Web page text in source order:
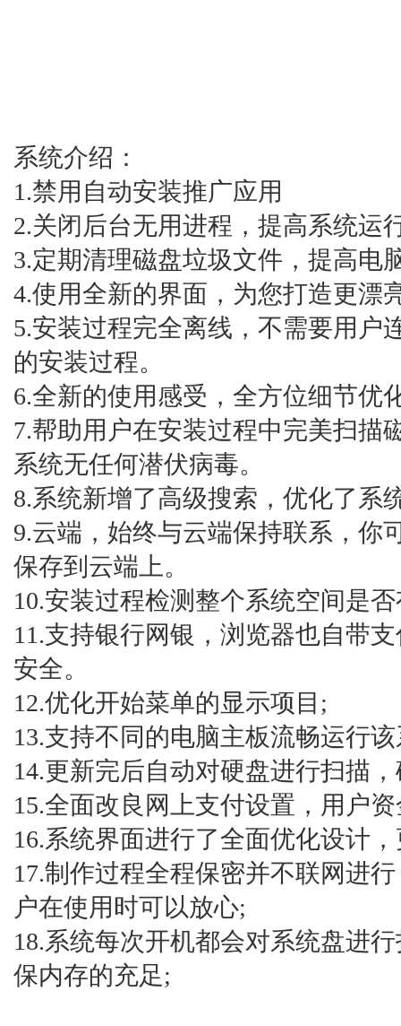
系统介绍：
1.禁用自动安装推广应用
2.关闭后台无用进程，提高系统运
3.定期清理磁盘垃圾文件，提高电
4.使用全新的界面，为您打造更漂
5.安装过程完全离线，不需要用户
的安装过程。
6.全新的使用感受，全方位细节优
7.帮助用户在安装过程中完美扫描
系统无任何潜伏病毒。
8.系统新增了高级搜索，优化了系
9.云端，始终与云端保持联系，你
保存到云端上。
10.安装过程检测整个系统空间是
11.支持银行网银，浏览器也自带
安全。
12.优化开始菜单的显示项目;
13.支持不同的电脑主板流畅运行
14.更新完后自动对硬盘进行扫描
15.全面改良网上支付设置，用户
16.系统界面进行了全面优化设计
17.制作过程全程保密并不联网进
户在使用时可以放心;
18.系统每次开机都会对系统盘进
保内存的充足;